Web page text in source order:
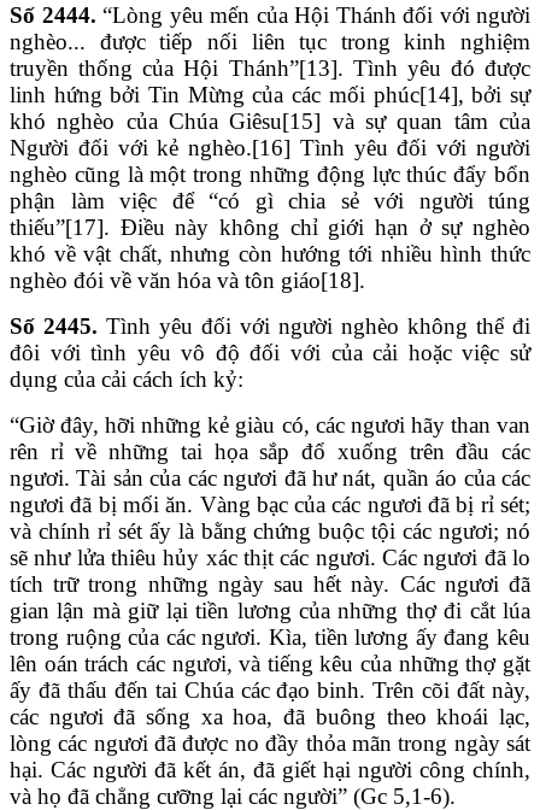
Số 2444. “Lòng yêu mến của Hội Thánh đối với người
nghèo... được tiếp nối liên tục trong kinh nghiệm
truyền thống của Hội Thánh”[13]. Tình yêu đó được
linh hứng bởi Tin Mừng của các mối phúc[14], bởi sự
khó nghèo của Chúa Giêsu[15] và sự quan tâm của
Người đối với kẻ nghèo.[16] Tình yêu đối với người
nghèo cũng là một trong những động lực thúc đẩy bổn
phận làm việc để “có gì chia sẻ với người túng
thiếu”[17]. Điều này không chỉ giới hạn ở sự nghèo
khó về vật chất, nhưng còn hướng tới nhiều hình thức
nghèo đói về văn hóa và tôn giáo[18].
Số 2445. Tình yêu đối với người nghèo không thể đi
đôi với tình yêu vô độ đối với của cải hoặc việc sử
dụng của cải cách ích kỷ:
“Giờ đây, hỡi những kẻ giàu có, các ngươi hãy than van
rên rỉ về những tai họa sắp đổ xuống trên đầu các
ngươi. Tài sản của các ngươi đã hư nát, quần áo của các
ngươi đã bị mối ăn. Vàng bạc của các ngươi đã bị rỉ sét;
và chính rỉ sét ấy là bằng chứng buộc tội các ngươi; nó
sẽ như lửa thiêu hủy xác thịt các ngươi. Các ngươi đã lo
tích trữ trong những ngày sau hết này. Các ngươi đã
gian lận mà giữ lại tiền lương của những thợ đi cắt lúa
trong ruộng của các ngươi. Kìa, tiền lương ấy đang kêu
lên oán trách các ngươi, và tiếng kêu của những thợ gặt
ấy đã thấu đến tai Chúa các đạo binh. Trên cõi đất này,
các ngươi đã sống xa hoa, đã buông theo khoái lạc,
lòng các ngươi đã được no đầy thỏa mãn trong ngày sát
hại. Các người đã kết án, đã giết hại người công chính,
và họ đã chẳng cưỡng lại các người” (Gc 5,1-6).